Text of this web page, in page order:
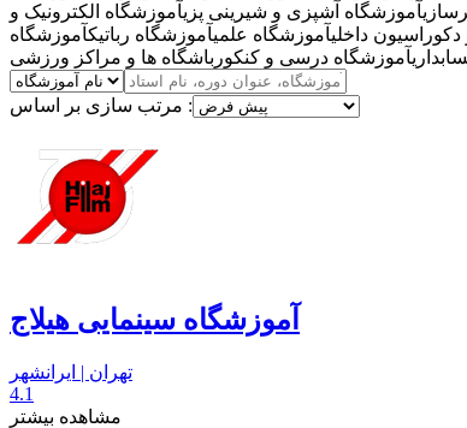
آموزشگاه آشپزی و شیرینی پزیآموزشگاه الکترونیک و
داخلیآموزشگاه علمیآموزشگاه رباتیک
آموزشگاه درسی و کنکور باشگاه ها و مراکز ورزشی
مرتب سازی بر اساس :
آموزشگاه سینمایی هیلاج
تهران | ایرانشهر
4.1
مشاهده بیشتر